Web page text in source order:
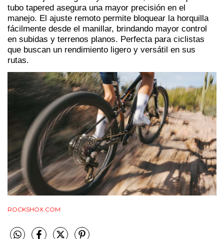
tubo tapered asegura una mayor precisión en el
manejo. El ajuste remoto permite bloquear la horquilla
fácilmente desde el manillar, brindando mayor control
en subidas y terrenos planos. Perfecta para ciclistas
que buscan un rendimiento ligero y versátil en sus
rutas.
ROCKSHOX.COM